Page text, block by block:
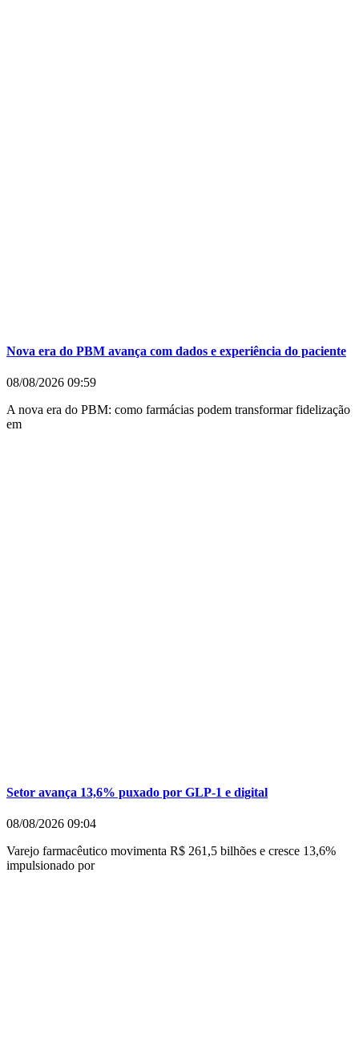
Nova era do PBM avança com dados e experiência do paciente
08/08/2026 09:59
A nova era do PBM: como farmácias podem transformar fidelização
em
Setor avança 13,6% puxado por GLP-1 e digital
08/08/2026 09:04
Varejo farmacêutico movimenta R$ 261,5 bilhões e cresce 13,6%
impulsionado por